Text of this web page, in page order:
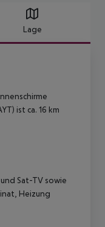
Lage
ist ca. 16 km
Sat-TV sowie
Heizung